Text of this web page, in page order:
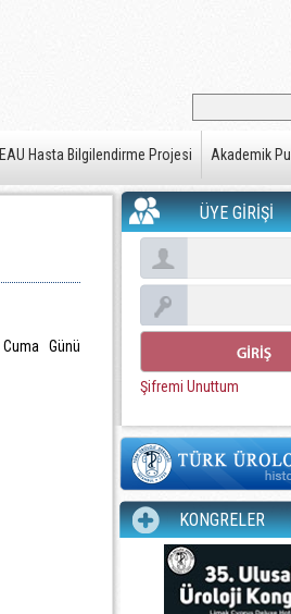
EAU Hasta Bilgilendirme Projesi Akademik
Cuma Günü
ÜYE GİRİŞİ
Şifremi Unuttum
KONGRELER